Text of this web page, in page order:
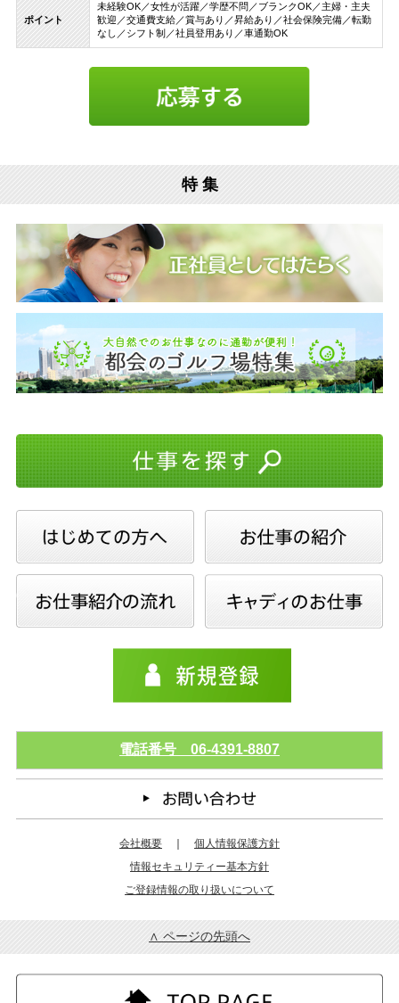
ポイント
未経験OK／女性が活躍／学歴不問／ブランクOK／主婦・主夫
歓迎／交通費支給／賞与あり／昇給あり／社会保険完備／転勤
なし／シフト制／社員登用あり／車通勤OK
特 集
電話番号 06-4391-8807
会社概要
個人情報保護方針
情報セキュリティー基本方針
ご登録情報の取り扱いについて
∧ ページの先頭へ